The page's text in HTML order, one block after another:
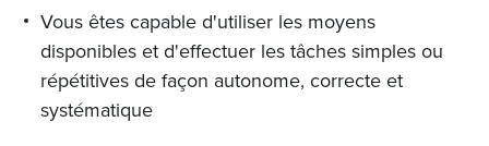
Vous êtes capable d'utiliser les moyens
disponibles et d'effectuer les tâches simples ou
répétitives de façon autonome, correcte et
systématique